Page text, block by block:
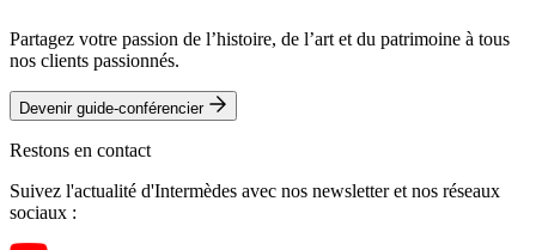
Partagez votre passion de l’histoire, de l’art et du patrimoine à tous
nos clients passionnés.
Devenir guide-conférencier
Restons en contact
Suivez l'actualité d'Intermèdes avec nos newsletter et nos réseaux
sociaux :